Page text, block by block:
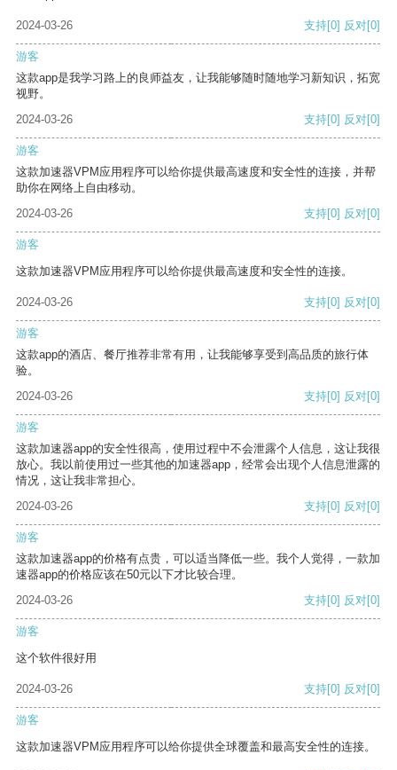
2024-03-26 支持[0] 反对[0]
游客
这款app是我学习路上的良师益友，让我能够随时随地学习新知识，拓宽
视野。
2024-03-26
支持[0] 反对[0]
游客
这款加速器VPM应用程序可以给你提供最高速度和安全性的连接，并帮
助你在网络上自由移动。
2024-03-26
支持[0] 反对[0]
游客
这款加速器VPM应用程序可以给你提供最高速度和安全性的连接。
2024-03-26 支持[0] 反对[0]
游客
这款app的酒店、餐厅推荐非常有用，让我能够享受到高品质的旅行体
验。
2024-03-26
支持[0] 反对[0]
游客
这款加速器app的安全性很高，使用过程中不会泄露个人信息，这让我很
放心。我以前使用过一些其他的加速器app，经常会出现个人信息泄露的
情况，这让我非常担心。
2024-03-26
支持[0] 反对[0]
游客
这款加速器app的价格有点贵，可以适当降低一些。我个人觉得，一款加
速器app的价格应该在50元以下才比较合理。
2024-03-26
支持[0] 反对[0]
游客
这个软件很好用
2024-03-26 支持[0] 反对[0]
游客
这款加速器VPM应用程序可以给你提供全球覆盖和最高安全性的连接。